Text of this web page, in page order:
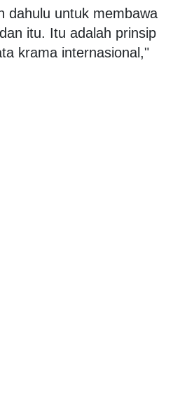
dahulu untuk membawa
itu. Itu adalah prinsip
krama internasional,"